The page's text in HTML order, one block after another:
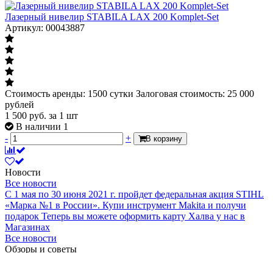
Лазерный нивелир STABILA LAX 200 Komplet-Set
Артикул: 00043887
Стоимость аренды: 1500 сутки Залоговая стоимость: 25 000
рублей
1 500 руб. за 1 шт
В наличии 1
-
+ В корзину
Новости
Все новости
С 1 мая по 30 июня 2021 г. пройдет федеральная акция STIHL
«Марка №1 в России». Купи инструмент Makita и получи
подарок Теперь вы можете оформить карту Халва у нас в
Магазинах
Все новости
Обзоры и советы